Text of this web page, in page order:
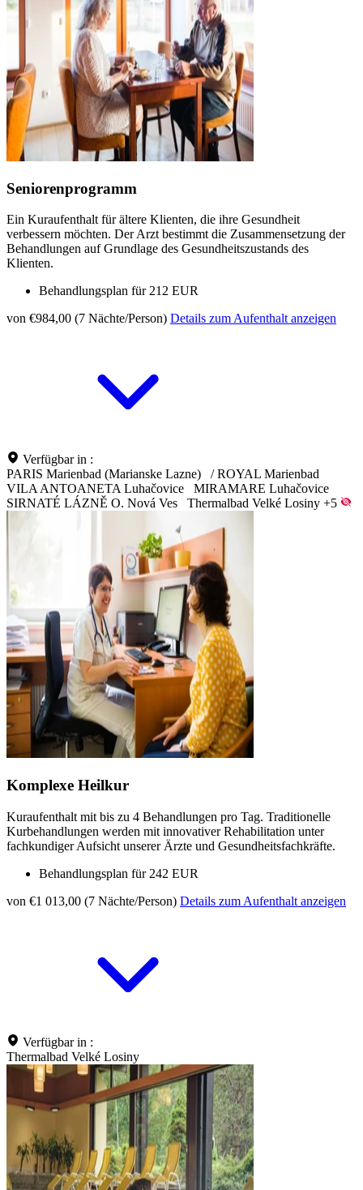
Seniorenprogramm
Ein Kuraufenthalt für ältere Klienten, die ihre Gesundheit
verbessern möchten. Der Arzt bestimmt die Zusammensetzung der
Behandlungen auf Grundlage des Gesundheitszustands des
Klienten.
Behandlungsplan für 212 EUR
von €984,00 (7 Nächte/Person) Details zum Aufenthalt anzeigen
Verfügbar in :
PARIS Marienbad (Marianske Lazne)
/ ROYAL Marienbad
VILA ANTOANETA Luhačovice
MIRAMARE Luhačovice
SIRNATÉ LÁZNĚ O. Nová Ves
Thermalbad Velké Losiny +5
Komplexe Heilkur
Kuraufenthalt mit bis zu 4 Behandlungen pro Tag. Traditionelle
Kurbehandlungen werden mit innovativer Rehabilitation unter
fachkundiger Aufsicht unserer Ärzte und Gesundheitsfachkräfte.
Behandlungsplan für 242 EUR
von €1 013,00 (7 Nächte/Person) Details zum Aufenthalt anzeigen
Verfügbar in :
Thermalbad Velké Losiny